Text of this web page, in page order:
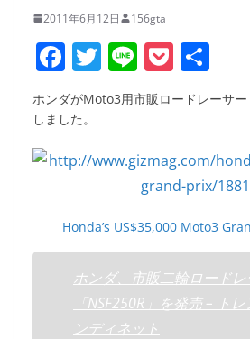
2011年6月12日 156gta
F
a
c
b
o
k
T
w
itt
Li
n
e
P
o
ck
有
ホンダがMoto3用市販ロードレーサ
しました。
Honda’s US$35,000 Moto3
ホンダ、市販二輪ロード
「NSF250R」を発売 – ト
ンディネット